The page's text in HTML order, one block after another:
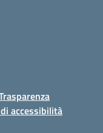
accessibilità